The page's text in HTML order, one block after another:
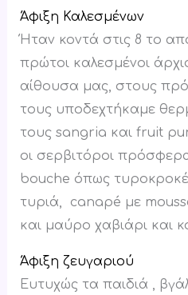
Άφιξη Καλεσμένων
Ήταν κοντά στις 8 το
πρώτοι καλεσμένοι
αίθουσα μας, στους
τους υποδεχτήκαμε
τους sangria και fruit
οι σερβιτόροι
bouche όπως
τυριά, canapé με
και μαύρο χαβιάρι και
Άφιξη ζευγαριού
Ευτυχώς τα παιδιά ,